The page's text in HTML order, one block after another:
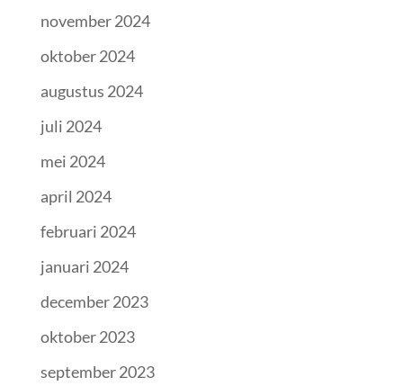
november 2024
oktober 2024
augustus 2024
juli 2024
mei 2024
april 2024
februari 2024
januari 2024
december 2023
oktober 2023
september 2023